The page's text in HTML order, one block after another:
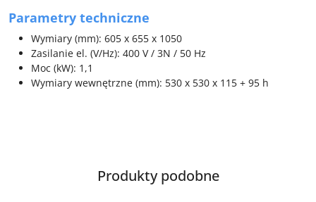
Parametry techniczne
Wymiary (mm): 605 x 655 x 1050
Zasilanie el. (V/Hz): 400 V / 3N / 50 Hz
Moc (kW): 1,1
Wymiary wewnętrzne (mm): 530 x 530 x 115 + 95 h
Pomiń karuzelę produktów
Produkty
Produkty podobne